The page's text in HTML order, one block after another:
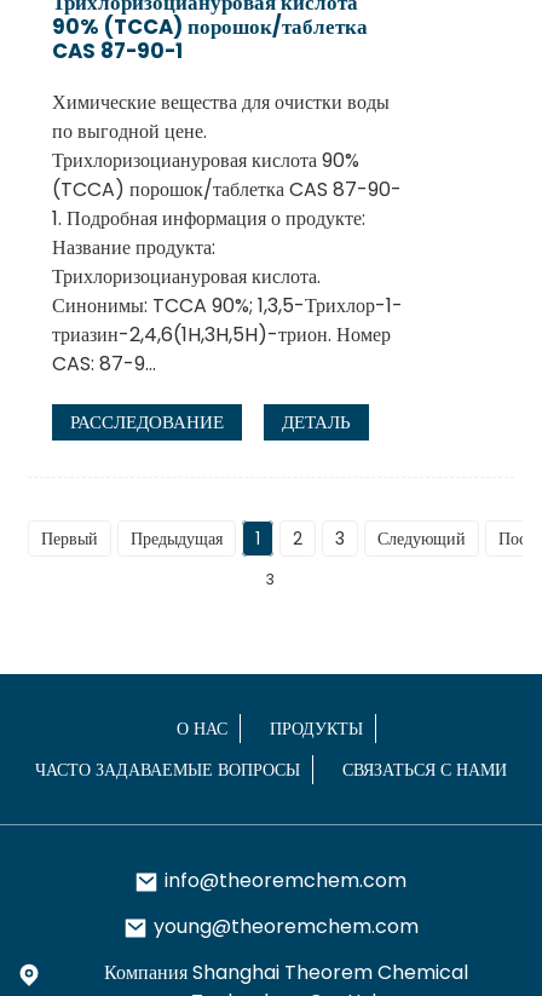
90% (TCCA) порошок/таблетка
CAS 87-90-1
Химические вещества для очистки воды
по выгодной цене.
Трихлоризоциануровая кислота 90%
(TCCA) порошок/таблетка CAS 87-90-
1. Подробная информация о продукте:
Название продукта:
Трихлоризоциануровая кислота.
Синонимы: TCCA 90%; 1,3,5-Трихлор-1-
триазин-2,4,6(1H,3H,5H)-трион. Номер
CAS: 87-9...
РАССЛЕДОВАНИЕ ДЕТАЛЬ
Первый Предыдущая 1 2 3 Следующий
3
О НАС
ПРОДУКТЫ
ЧАСТО ЗАДАВАЕМЫЕ ВОПРОСЫ
СВЯЗАТЬСЯ С НАМИ
info@theoremchem.com
young@theoremchem.com
Компания Shanghai Theorem Chemical